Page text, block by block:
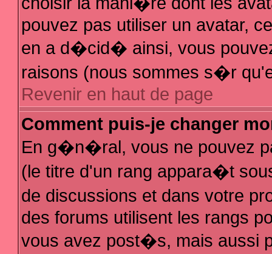
pouvez pas utiliser un avatar,
en a d�cid� ainsi, vous
raisons (nous sommes s�r
Revenir en haut de page
Comment puis-je changer
En g�n�ral, vous ne pouvez
(le titre d'un rang appara�t
de discussions et dans votre
des forums utilisent les rangs
vous avez post�s, mais aussi